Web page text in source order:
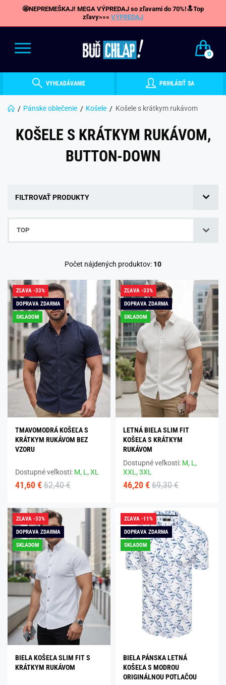
🤩NEPREMEŠKAJ! MEGA VÝPREDAJ so zľavami do 70%!🔝Top
zľavy»»» VÝPREDAJ
0
VYHĽADÁVANIE PRIHLÁSIŤ SA
Pánske oblečenie Košele Košele s krátkym rukávom
KOŠELE S KRÁTKYM RUKÁVOM,
BUTTON-DOWN
FILTROVAŤ PRODUKTY
TOP
Počet nájdených produktov: 10
ZĽAVA -33%
DOPRAVA ZDARMA
SKLADOM
TMAVOMODRÁ KOŠEĽA S
KRÁTKYM RUKÁVOM BEZ
VZORU
Dostupné veľkosti: M, L,XL
41,60 € 62,40 €
ZĽAVA -33%
DOPRAVA ZDARMA
SKLADOM
LETNÁ BIELA SLIM FIT
KOŠEĽA S KRÁTKYM
RUKÁVOM
Dostupné veľkosti: M, L,
XXL,3XL
46,20 € 69,30 €
ZĽAVA -33%
DOPRAVA ZDARMA
SKLADOM
BIELA KOŠEĽA SLIM FIT S
KRÁTKYM RUKÁVOM
ZĽAVA -11%
DOPRAVA ZDARMA
SKLADOM
BIELA PÁNSKA LETNÁ
KOŠEĽA S MODROU
ORIGINÁLNOU POTLAČOU